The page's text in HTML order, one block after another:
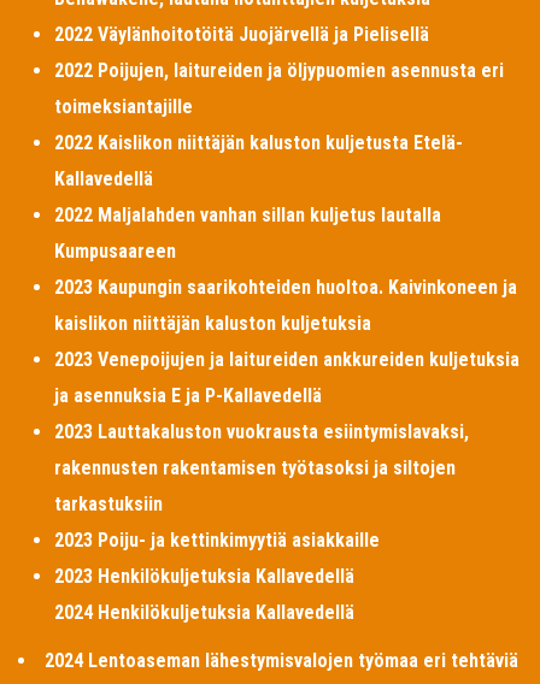
2022 Väylänhoitotöitä Juojärvellä ja Pielisellä
2022 Poijujen, laitureiden ja öljypuomien asennusta eri
toimeksiantajille
2022 Kaislikon niittäjän kaluston kuljetusta Etelä-
Kallavedellä
2022 Maljalahden vanhan sillan kuljetus lautalla
Kumpusaareen
2023 Kaupungin saarikohteiden huoltoa. Kaivinkoneen ja
kaislikon niittäjän kaluston kuljetuksia
2023 Venepoijujen ja laitureiden ankkureiden kuljetuksia
ja asennuksia E ja P-Kallavedellä
2023 Lauttakaluston vuokrausta esiintymislavaksi,
rakennusten rakentamisen työtasoksi ja siltojen
tarkastuksiin
2023 Poiju- ja kettinkimyytiä asiakkaille
2023 Henkilökuljetuksia Kallavedellä
2024 Henkilökuljetuksia Kallavedellä
2024 Lentoaseman lähestymisvalojen työmaa eri tehtäviä